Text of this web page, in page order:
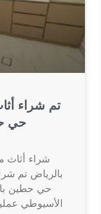
تم شراء
حي
شراء
بالرياض تم
حي حطين
الأسيوطي